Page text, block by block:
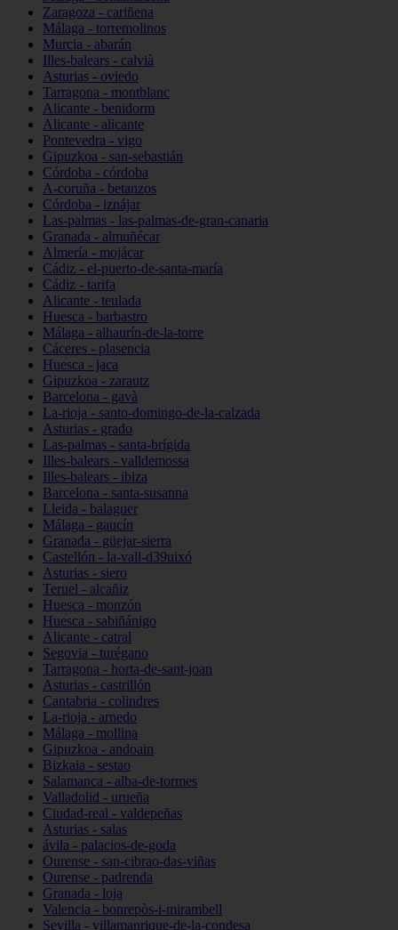
Zaragoza - cariñena
Málaga - torremolinos
Murcia - abarán
Illes-balears - calvià
Asturias - oviedo
Tarragona - montblanc
Alicante - benidorm
Alicante - alicante
Pontevedra - vigo
Gipuzkoa - san-sebastián
Córdoba - córdoba
A-coruña - betanzos
Córdoba - iznájar
Las-palmas - las-palmas-de-gran-canaria
Granada - almuñécar
Almería - mojácar
Cádiz - el-puerto-de-santa-maría
Cádiz - tarifa
Alicante - teulada
Huesca - barbastro
Málaga - alhaurín-de-la-torre
Cáceres - plasencia
Huesca - jaca
Gipuzkoa - zarautz
Barcelona - gavà
La-rioja - santo-domingo-de-la-calzada
Asturias - grado
Las-palmas - santa-brígida
Illes-balears - valldemossa
Illes-balears - ibiza
Barcelona - santa-susanna
Lleida - balaguer
Málaga - gaucín
Granada - güejar-sierra
Castellón - la-vall-d39uixó
Asturias - siero
Teruel - alcañiz
Huesca - monzón
Huesca - sabiñánigo
Alicante - catral
Segovia - turégano
Tarragona - horta-de-sant-joan
Asturias - castrillón
Cantabria - colindres
La-rioja - arnedo
Málaga - mollina
Gipuzkoa - andoain
Bizkaia - sestao
Salamanca - alba-de-tormes
Valladolid - urueña
Ciudad-real - valdepeñas
Asturias - salas
ávila - palacios-de-goda
Ourense - san-cibrao-das-viñas
Ourense - padrenda
Granada - loja
Valencia - bonrepòs-i-mirambell
Sevilla - villamanrique-de-la-condesa